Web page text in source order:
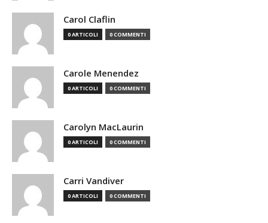
Carol Claflin
0 ARTICOLI 0 COMMENTI
Carole Menendez
0 ARTICOLI 0 COMMENTI
Carolyn MacLaurin
0 ARTICOLI 0 COMMENTI
Carri Vandiver
0 ARTICOLI 0 COMMENTI